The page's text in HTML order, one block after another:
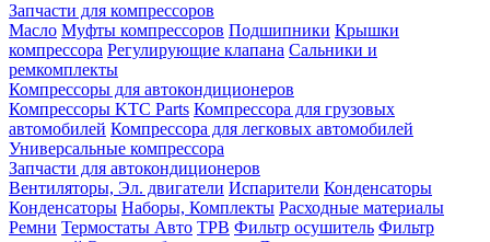
Запчасти для компрессоров
Масло Муфты компрессоров Подшипники Крышки
компрессора Регулирующие клапана Сальники и
ремкомплекты
Компрессоры для автокондиционеров
Компрессоры KTC Parts Компрессора для грузовых
автомобилей Компрессора для легковых автомобилей
Универсальные компрессора
Запчасти для автокондиционеров
Вентиляторы, Эл. двигатели Испарители Конденсаторы
Конденсаторы Наборы, Комплекты Расходные материалы
Ремни Термостаты Авто ТРВ Фильтр осушитель Фильтр